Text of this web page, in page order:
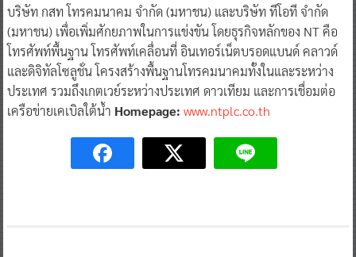
บริษัท กสท โทรคมนาคม จำกัด (มหาชน) และบริษัท ทีโอที จำกัด
(มหาชน) เพื่อเพิ่มศักยภาพในการแข่งขัน โดยธุรกิจหลักของ NT คือ
โทรศัพท์พื้นฐาน โทรศัพท์เคลื่อนที่ อินเทอร์เน็ตบรอดแบนด์ คลาวด์
และดิจิทัลโซลูชั่น โครงสร้างพื้นฐานโทรคมนาคมทั้งในและระหว่าง
ประเทศ รวมถึงเกตเวย์ระหว่างประเทศ ดาวเทียม และการเชื่อมต่อ
เครือข่ายเคเบิลใต้น้ำ Homepage: www.ntplc.co.th